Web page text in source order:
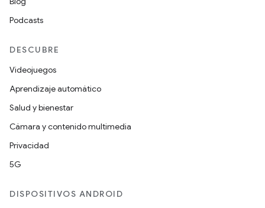
Podcasts
DESCUBRE
Videojuegos
Aprendizaje automático
Salud y bienestar
Cámara y contenido multimedia
Privacidad
5G
DISPOSITIVOS ANDROID